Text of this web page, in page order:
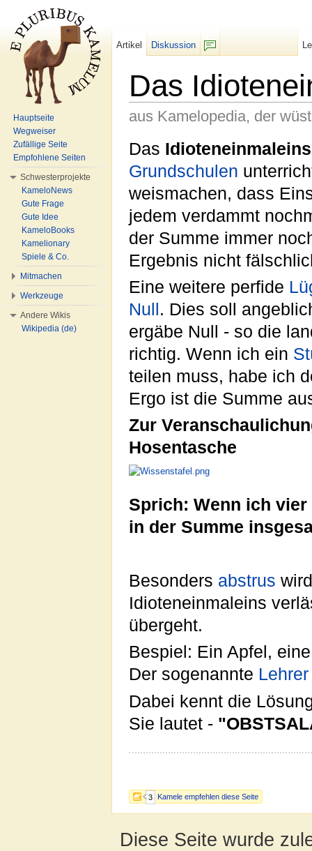
Das
aus Kamelopedia, der
3 Kamele empfehlen diese Seite
Das Idioteneinmaleins
Grundschulen
weismachen, dass
jedem verdammt
der Summe immer
Ergebnis nicht
Eine weitere perfide
Null . Dies soll
ergäbe Null - so die
richtig. Wenn ich ein
teilen muss, habe ich
Ergo ist die Summe
Zur
Hosentasche
Sprich: Wenn ich
in der Summe
Besonders abstrus
Idioteneinmaleins
übergeht.
Bespiel: Ein Apfel,
Der sogenannte Lehrer
Dabei kennt die
Sie lautet -
Artikel
Diskussion
Hauptseite
Wegweiser
Zufällige Seite
Empfohlene Seiten
Schwesterprojekte
KameloNews
Gute Frage
Gute Idee
KameloBooks
Kamelionary
Spiele & Co.
Mitmachen
Werkzeuge
Andere Wikis
Wikipedia (de)
Diese Seite wurde